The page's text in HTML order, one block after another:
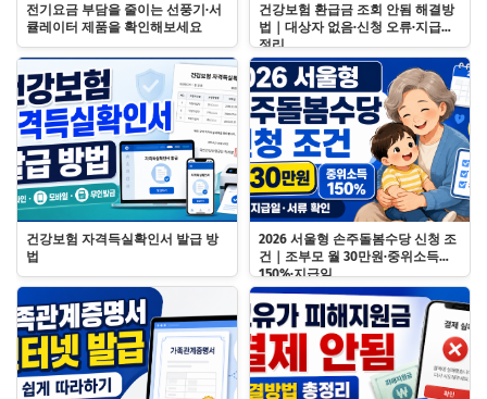
전기요금 부담을 줄이는 선풍기·서
큘레이터 제품을 확인해보세요
건강보험 환급금 조회 안됨 해결방
법｜대상자 없음·신청 오류·지급일
정리
건강보험 자격득실확인서 발급 방
법
2026 서울형 손주돌봄수당 신청 조
건｜조부모 월 30만원·중위소득
150%·지급일